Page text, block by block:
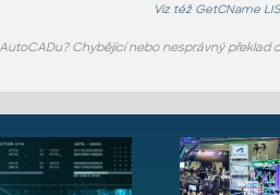
Viz též GetCName
Chybějící nebo nesprávný překlad